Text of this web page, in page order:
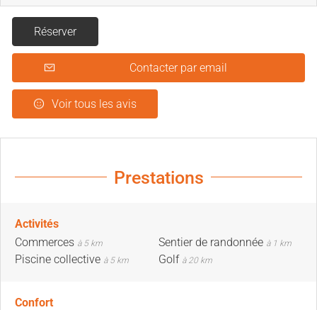
Réserver
Contacter par email
Voir tous les avis
Prestations
Activités
Commerces à 5 km
Piscine collective à 5 km
Sentier de randonnée à 1 km
Golf à 20 km
Confort